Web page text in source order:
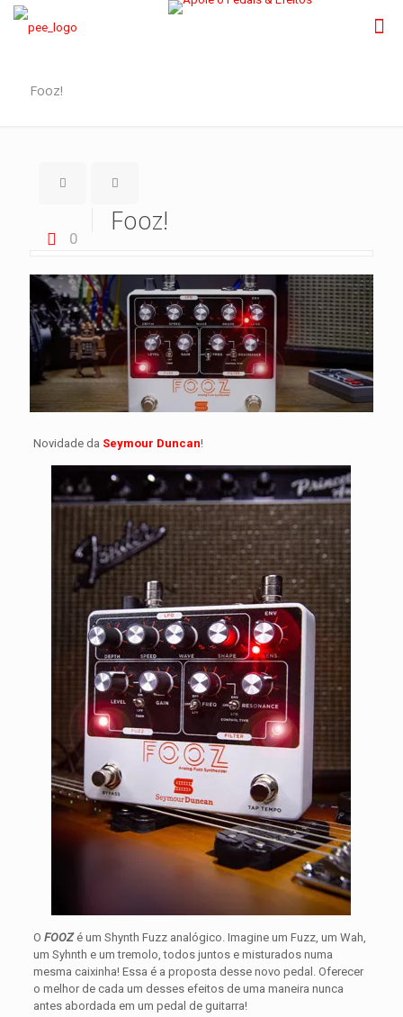
Fooz!
0
Fooz!
Novidade da Seymour Duncan!
O FOOZé um Shynth Fuzz analógico. Imagine um Fuzz, um Wah,
um Syhnth e um tremolo, todos juntos e misturados numa
mesma caixinha! Essa é a proposta desse novo pedal. Oferecer
o melhor de cada um desses efeitos de uma maneira nunca
antes abordada em um pedal de guitarra!